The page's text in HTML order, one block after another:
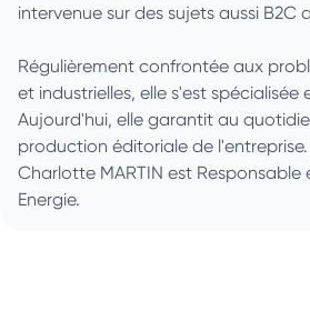
intervenue sur des sujets aussi B2C
Régulièrement confrontée aux
et industrielles, elle s'est spécialisée
Aujourd'hui, elle garantit au
production éditoriale de
Charlotte MARTIN est
Energie.